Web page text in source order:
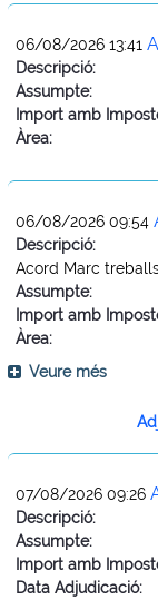
06/08/2026 13:41
Descripció:
Assumpte:
Import amb
Àrea:
06/08/2026 09:54
Descripció:
Acord Marc
Assumpte:
Import amb
Àrea:
Veure més
07/08/2026 09:26
Descripció:
Assumpte:
Import amb
Data Adjudicació: